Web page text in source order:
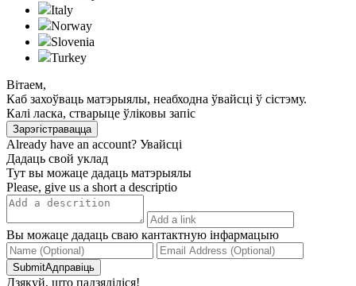
Italy
Norway
Slovenia
Turkeу
Вітаем,
Каб захоўваць матэрыялы, неабходна ўвайсці ў сістэму.
Калі ласка, стварыце ўліковы запіс
Зарэгістравацца
Already have an account? Увайсці
Дадаць свой уклад
Тут вы можаце дадаць матэрыялы
Please, give us a short a descriptio
Вы можаце дадаць сваю кантактную інфармацыю
SubmitАдправіць
Дзякуй, што падзяліліся!